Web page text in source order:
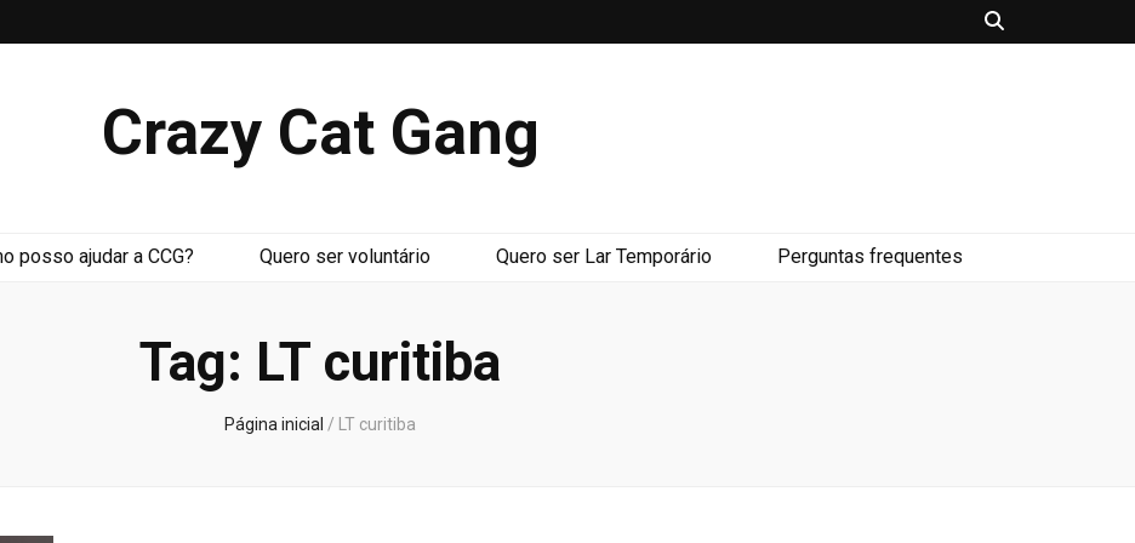
Crazy Cat Gang
posso ajudar a CCG? Quero ser voluntário Quero ser Lar Temporário Perguntas frequentes
Tag: LT curitiba
Página inicial / LT curitiba